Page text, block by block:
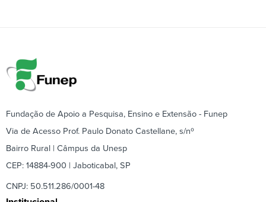
Fundação de Apoio a Pesquisa, Ensino e Extensão - Funep
Via de Acesso Prof. Paulo Donato Castellane, s/nº
Bairro Rural | Câmpus da Unesp
CEP: 14884-900 | Jaboticabal, SP
CNPJ: 50.511.286/0001-48